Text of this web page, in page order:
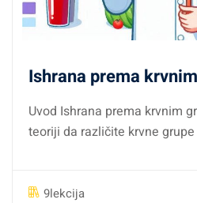
Ishrana prema
Uvod Ishrana prema krvnim
teoriji da različite krvne
9lekcija